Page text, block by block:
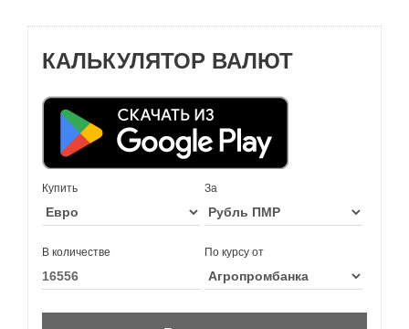
КАЛЬКУЛЯТОР ВАЛЮТ
Купить За
В количестве По курсу от